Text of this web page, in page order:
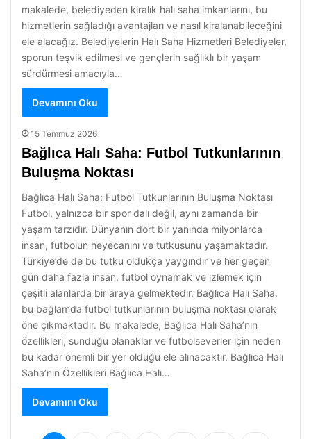
makalede, belediyeden kiralık halı saha imkanlarını, bu
hizmetlerin sağladığı avantajları ve nasıl kiralanabileceğini
ele alacağız. Belediyelerin Halı Saha Hizmetleri Belediyeler,
sporun teşvik edilmesi ve gençlerin sağlıklı bir yaşam
sürdürmesi amacıyla…
Devamını Oku
15 Temmuz 2026
Bağlıca Halı Saha: Futbol Tutkunlarının
Buluşma Noktası
Bağlıca Halı Saha: Futbol Tutkunlarının Buluşma Noktası
Futbol, yalnızca bir spor dalı değil, aynı zamanda bir
yaşam tarzıdır. Dünyanın dört bir yanında milyonlarca
insan, futbolun heyecanını ve tutkusunu yaşamaktadır.
Türkiye’de de bu tutku oldukça yaygındır ve her geçen
gün daha fazla insan, futbol oynamak ve izlemek için
çeşitli alanlarda bir araya gelmektedir. Bağlıca Halı Saha,
bu bağlamda futbol tutkunlarının buluşma noktası olarak
öne çıkmaktadır. Bu makalede, Bağlıca Halı Saha’nın
özellikleri, sunduğu olanaklar ve futbolseverler için neden
bu kadar önemli bir yer olduğu ele alınacaktır. Bağlıca Halı
Saha’nın Özellikleri Bağlıca Halı…
Devamını Oku